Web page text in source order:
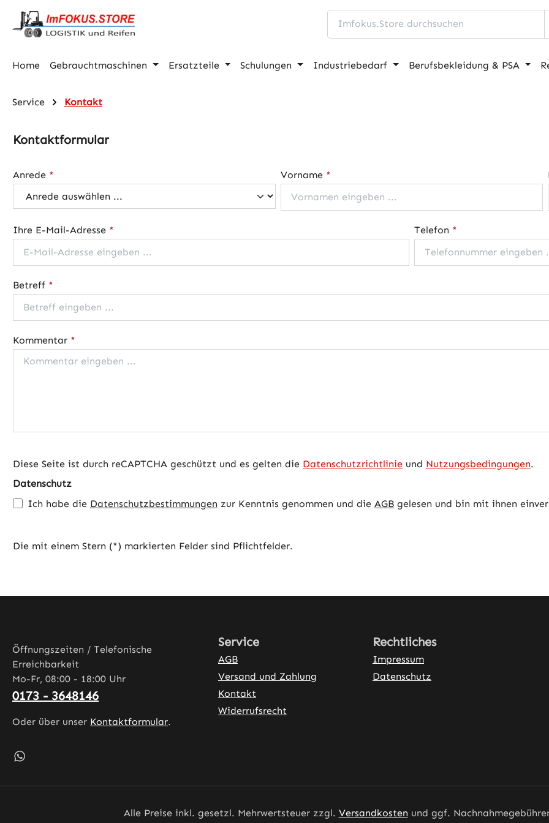
Hauptinhalt springen
Zur Suche springen
Zur Hauptnavigation springen
Home Gebrauchtmaschinen Ersatzteile Schulungen Industriebedarf Berufsbekleidung & PSA
Service Kontakt
Kontaktformular
Anrede * Vorname *
Ihre E-Mail-Adresse * Telefon *
Betreff *
Kommentar *
Diese Seite ist durch reCAPTCHA geschützt und es gelten die Datenschutzrichtlinie und Nutzungsbedingungen.
Datenschutz
Ich habe die Datenschutzbestimmungen zur Kenntnis genommen und die AGB gelesen und bin mit ihnen
Die mit einem Stern (*) markierten Felder sind Pflichtfelder.
Öffnungszeiten / Telefonische
Erreichbarkeit
Mo-Fr, 08:00 - 18:00 Uhr
0173 - 3648146
Oder über unser Kontaktformular.
Schreib uns auf WhatsApp – öffnet in neuem Tab (externer Link)
Service
AGB
Versand und Zahlung
Kontakt
Widerrufsrecht
Rechtliches
Impressum
Datenschutz
Alle Preise inkl. gesetzl. Mehrwertsteuer zzgl. Versandkosten und ggf.